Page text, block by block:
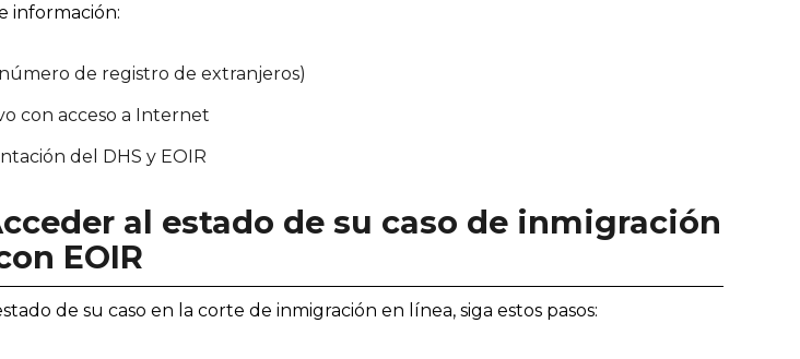
información:
de registro de extranjeros)
con acceso a Internet
del DHS y EOIR
al estado de su caso de inmigración
EOIR
de su caso en la corte de inmigración en línea, siga estos pasos: